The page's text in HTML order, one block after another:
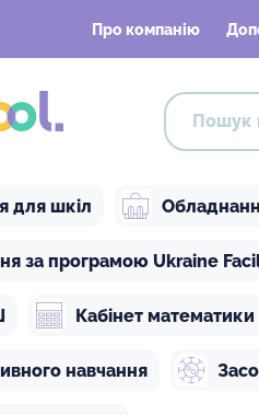
Про компанію
для шкіл
за програмою Ukraine
Кабінет
навчання